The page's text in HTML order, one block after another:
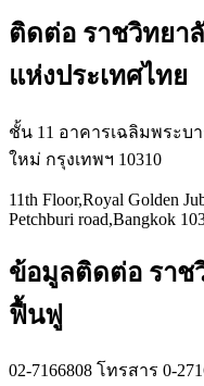
ติดต่อ ราชวิทยา
แห่งประเทศไทย
ชั้น 11 อาคารเฉลิมพระบ
ใหม่ กรุงเทพฯ 10310
11th Floor,Royal Golden
Petchburi road,Bangkok
ข้อมูลติดต่อ ราช
ฟื้นฟู
02-7166808 โทรสาร 0-